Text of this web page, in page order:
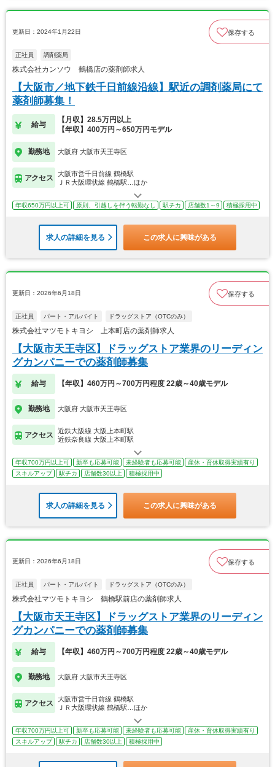
更新日：2024年1月22日 保存する
正社員 調剤薬局
株式会社カンソウ 鶴橋店の薬剤師求人
【大阪市／地下鉄千日前線沿線】駅近の調剤薬局にて
薬剤師募集！
給与
【月収】28.5万円以上
【年収】400万円～650万円モデル
勤務地 大阪府 大阪市天王寺区
アクセス
大阪市営千日前線 鶴橋駅
ＪＲ大阪環状線 鶴橋駅…ほか
年収650万円以上可 原則、引越しを伴う転勤なし 駅チカ 店舗数1～9 積極採用中
求人の詳細を見る この求人に興味がある
更新日：2026年6月18日 保存する
正社員 パート・アルバイト ドラッグストア（OTCのみ）
株式会社マツモトキヨシ 上本町店の薬剤師求人
【大阪市天王寺区】ドラッグストア業界のリーディン
グカンパニーでの薬剤師募集
給与 【年収】460万円～700万円程度 22歳～40歳モデル
勤務地 大阪府 大阪市天王寺区
アクセス
近鉄大阪線 大阪上本町駅
近鉄奈良線 大阪上本町駅
年収700万円以上可 新卒も応募可能 未経験者も応募可能
産休・育休取得実績有り
スキルアップ
駅チカ 店舗数30以上 積極採用中
求人の詳細を見る この求人に興味がある
更新日：2026年6月18日 保存する
正社員 パート・アルバイト ドラッグストア（OTCのみ）
株式会社マツモトキヨシ 鶴橋駅前店の薬剤師求人
【大阪市天王寺区】ドラッグストア業界のリーディン
グカンパニーでの薬剤師募集
給与 【年収】460万円～700万円程度 22歳～40歳モデル
勤務地 大阪府 大阪市天王寺区
アクセス
大阪市営千日前線 鶴橋駅
ＪＲ大阪環状線 鶴橋駅…ほか
年収700万円以上可 新卒も応募可能 未経験者も応募可能
産休・育休取得実績有り
スキルアップ
駅チカ 店舗数30以上 積極採用中